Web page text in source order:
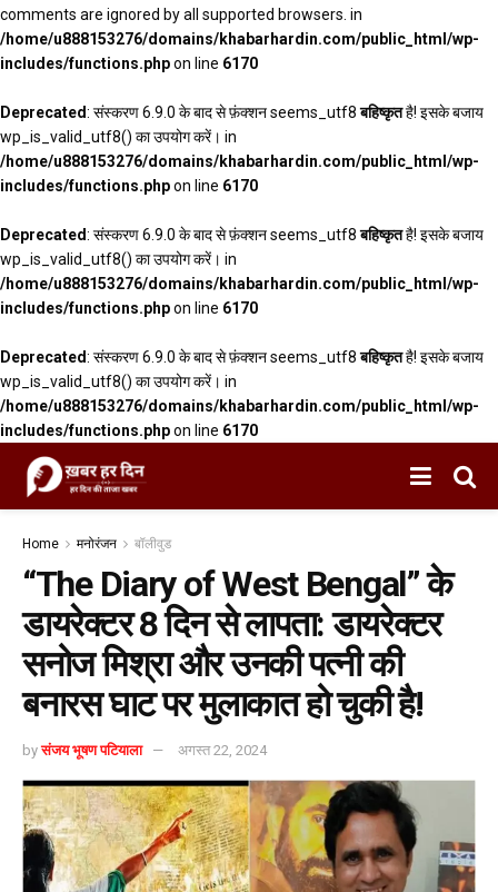
comments are ignored by all supported browsers. in
/home/u888153276/domains/khabarhardin.com/public_html/wp-
includes/functions.phpon line 6170
Deprecated: संस्करण 6.9.0 के बाद से फ़ंक्शन seems_utf8बहिष्कृतहै! इसके बजाय
wp_is_valid_utf8() का उपयोग करें। in
/home/u888153276/domains/khabarhardin.com/public_html/wp-
includes/functions.phpon line 6170
Deprecated: संस्करण 6.9.0 के बाद से फ़ंक्शन seems_utf8बहिष्कृतहै! इसके बजाय
wp_is_valid_utf8() का उपयोग करें। in
/home/u888153276/domains/khabarhardin.com/public_html/wp-
includes/functions.phpon line 6170
Deprecated: संस्करण 6.9.0 के बाद से फ़ंक्शन seems_utf8बहिष्कृतहै! इसके बजाय
wp_is_valid_utf8() का उपयोग करें। in
/home/u888153276/domains/khabarhardin.com/public_html/wp-
includes/functions.phpon line 6170
Home मनोरंजन बॉलीवुड
“The Diary of West Bengal” के
डायरेक्टर 8 दिन से लापता: डायरेक्टर
सनोज मिश्रा और उनकी पत्नी की
बनारस घाट पर मुलाकात हो चुकी है!
by संजय भूषण पटियाला अगस्त 22, 2024